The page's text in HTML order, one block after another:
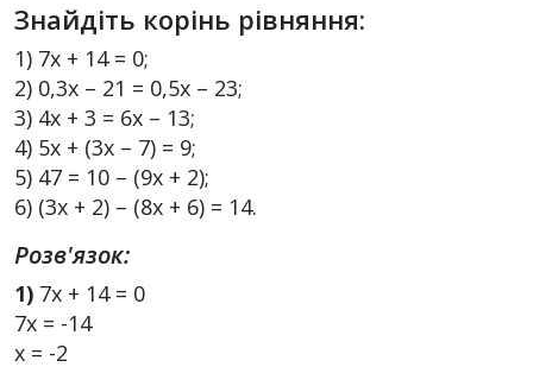
Знайдіть корінь рівняння:
1) 7х + 14 = 0;
2) 0,3х – 21 = 0,5х – 23;
3) 4х + 3 = 6х – 13;
4) 5х + (3х – 7) = 9;
5) 47 = 10 – (9х + 2);
6) (3х + 2) – (8х + 6) = 14.
Розв'язок:
1) 7х + 14 = 0
7х = -14
х = -2